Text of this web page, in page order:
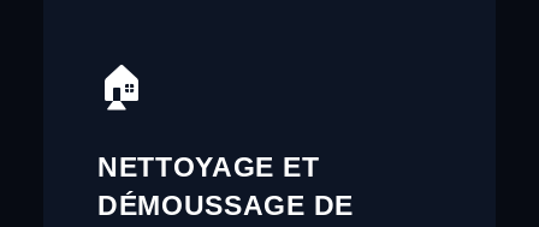
🏠
NETTOYAGE ET
DÉMOUSSAGE DE